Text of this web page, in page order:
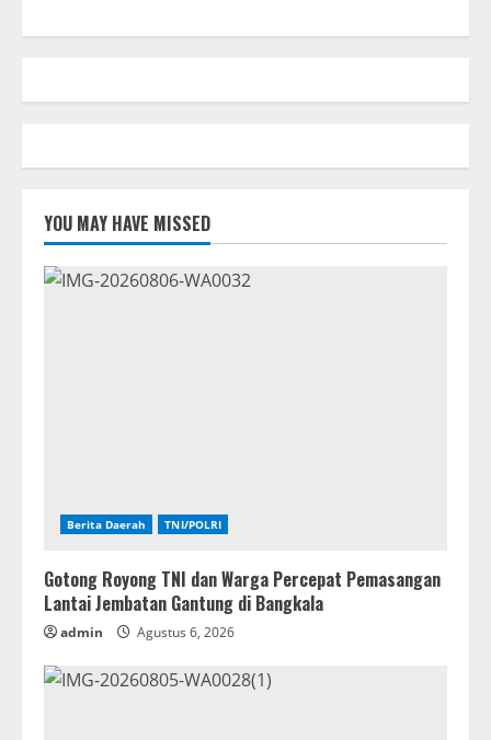
YOU MAY HAVE MISSED
Berita Daerah TNI/POLRI
Gotong Royong TNI dan Warga Percepat Pemasangan
Lantai Jembatan Gantung di Bangkala
admin Agustus 6, 2026